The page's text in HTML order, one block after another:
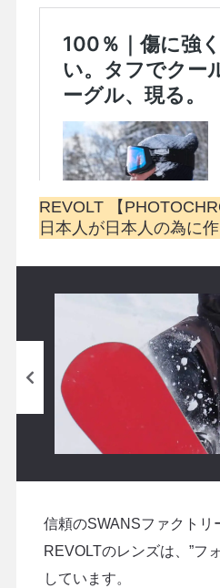
REVOLT 【
日本人が日本人の為に
信頼のSWANSファクトリ
REVOLTのレンズは、”フ
しています。